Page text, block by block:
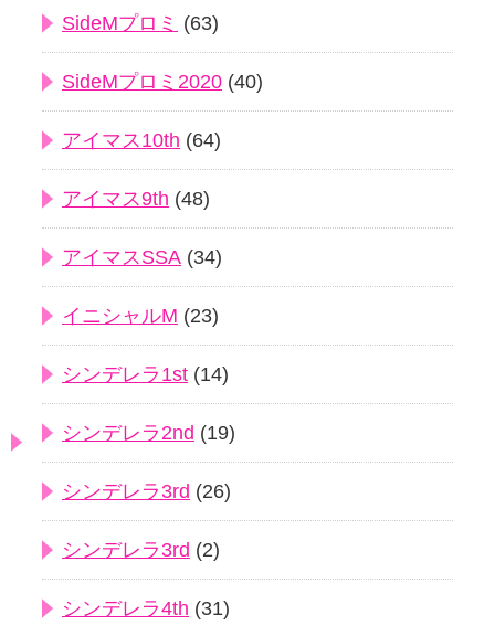
SideMプロミ (63)
SideMプロミ2020 (40)
アイマス10th (64)
アイマス9th (48)
アイマスSSA (34)
イニシャルM (23)
シンデレラ1st (14)
シンデレラ2nd (19)
シンデレラ3rd (26)
シンデレラ3rd (2)
シンデレラ4th (31)